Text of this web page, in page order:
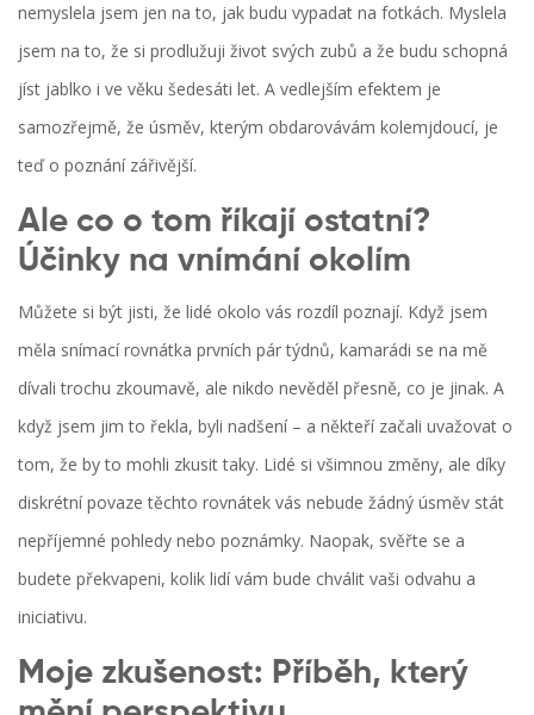
nemyslela jsem jen na to, jak budu vypadat na fotkách. Myslela
jsem na to, že si prodlužuji život svých zubů a že budu schopná
jíst jablko i ve věku šedesáti let. A vedlejším efektem je
samozřejmě, že úsměv, kterým obdarovávám kolemjdoucí, je
teď o poznání zářivější.
Ale co o tom říkají ostatní?
Účinky na vnímání okolím
Můžete si být jisti, že lidé okolo vás rozdíl poznají. Když jsem
měla snímací rovnátka prvních pár týdnů, kamarádi se na mě
dívali trochu zkoumavě, ale nikdo nevěděl přesně, co je jinak. A
když jsem jim to řekla, byli nadšení – a někteří začali uvažovat o
tom, že by to mohli zkusit taky. Lidé si všimnou změny, ale díky
diskrétní povaze těchto rovnátek vás nebude žádný úsměv stát
nepříjemné pohledy nebo poznámky. Naopak, svěřte se a
budete překvapeni, kolik lidí vám bude chválit vaši odvahu a
iniciativu.
Moje zkušenost: Příběh, který